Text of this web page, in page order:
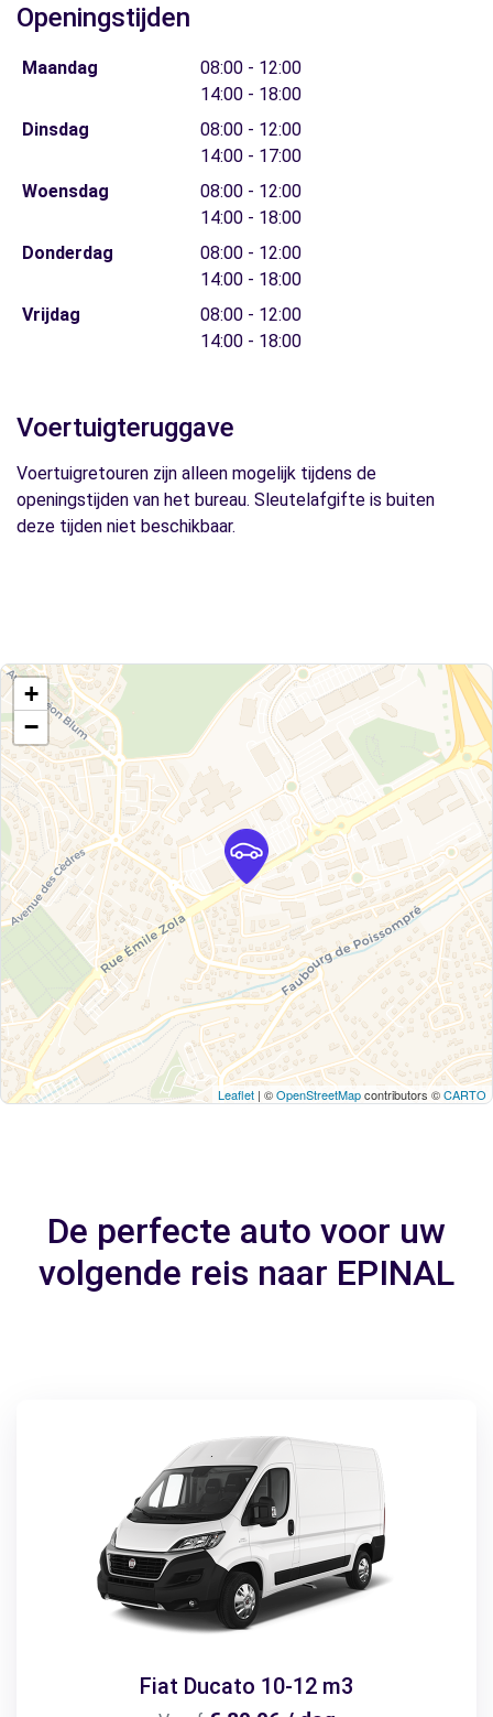
Openingstijden
Maandag
08:00 - 12:00
14:00 - 18:00
Dinsdag
08:00 - 12:00
14:00 - 17:00
Woensdag
08:00 - 12:00
14:00 - 18:00
Donderdag
08:00 - 12:00
14:00 - 18:00
Vrijdag
08:00 - 12:00
14:00 - 18:00
Voertuigteruggave
Voertuigretouren zijn alleen mogelijk tijdens de
openingstijden van het bureau. Sleutelafgifte is buiten
deze tijden niet beschikbaar.
+
−
Leaflet | ©OpenStreetMapcontributors ©CARTO
De perfecte auto voor uw
volgende reis naar EPINAL
Fiat Ducato 10-12 m3